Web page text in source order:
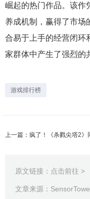
崛起的热门作品。该作
养成机制，赢得了市场
合易于上手的经营闭环
家群体中产生了强烈的
游戏排行榜
原文链接： 点击前往 >
文章来源：